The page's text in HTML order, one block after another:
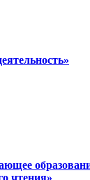
чтения»